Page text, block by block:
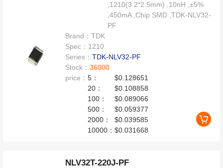
,1210(3.2*2.5mm) ,10nH ,±5%
,450mA ,Chip SMD ,TDK-NLV32-
PF
Brand：TDK
Spec： 1210
Series：TDK-NLV32-PF
Stock：36000
price：5：
$0.128651
20：
$0.108858
100：
$0.089066
500：
$0.059377
2000：
$0.039585
10000：$0.031668
NLV32T-220J-PF